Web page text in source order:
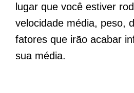
lugar que você estiver
velocidade média, peso,
fatores que irão acabar
sua média.